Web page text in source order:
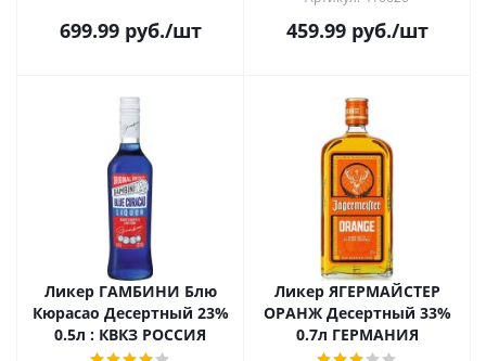
699.99руб./шт 459.99руб./шт
Ликер ГАМБИНИ Блю
Кюрасао Десертный 23%
0.5л : КВКЗ РОССИЯ
Ликер ЯГЕРМАЙСТЕР
ОРАНЖ Десертный 33%
0.7л ГЕРМАНИЯ